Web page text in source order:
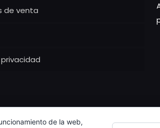
de venta
de la web,